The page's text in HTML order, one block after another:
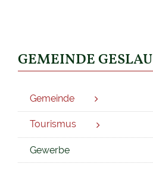
GEMEINDE GESLAU
Gemeinde
Tourismus
Gewerbe